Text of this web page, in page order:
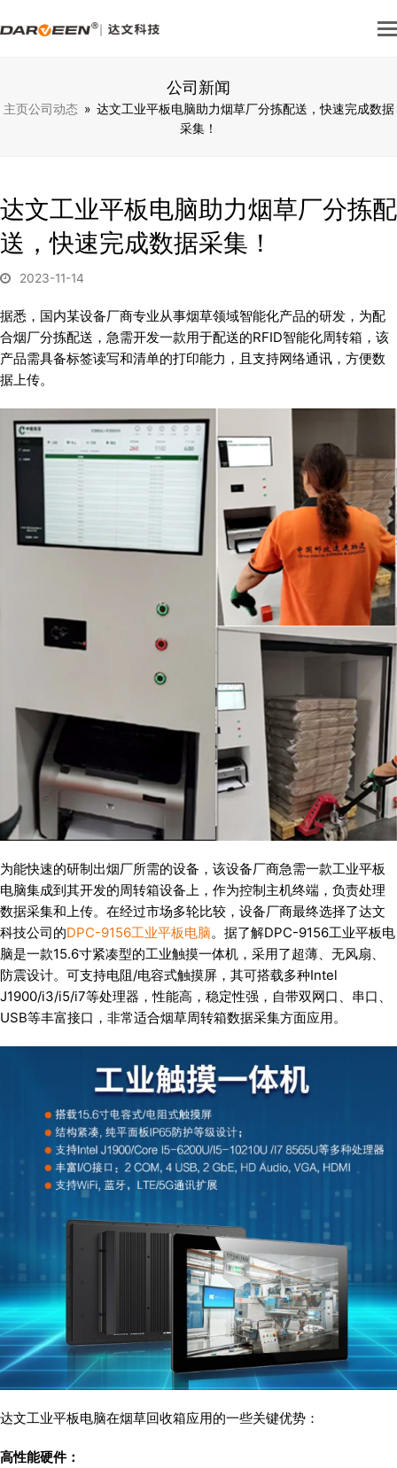
公司新闻
主页公司动态 » 达文工业平板电脑助力烟草厂分拣配送，快速完成数据
采集！
达文工业平板电脑助力烟草厂分拣配
送，快速完成数据采集！
2023-11-14
据悉，国内某设备厂商专业从事烟草领域智能化产品的研发，为配
合烟厂分拣配送，急需开发一款用于配送的RFID智能化周转箱，该
产品需具备标签读写和清单的打印能力，且支持网络通讯，方便数
据上传。
为能快速的研制出烟厂所需的设备，该设备厂商急需一款工业平板
电脑集成到其开发的周转箱设备上，作为控制主机终端，负责处理
数据采集和上传。在经过市场多轮比较，设备厂商最终选择了达文
科技公司的DPC-9156工业平板电脑。据了解DPC-9156工业平板电
脑是一款15.6寸紧凑型的工业触摸一体机，采用了超薄、无风扇、
防震设计。可支持电阻/电容式触摸屏，其可搭载多种Intel
J1900/i3/i5/i7等处理器，性能高，稳定性强，自带双网口、串口、
USB等丰富接口，非常适合烟草周转箱数据采集方面应用。
达文工业平板电脑在烟草回收箱应用的一些关键优势：
高性能硬件：